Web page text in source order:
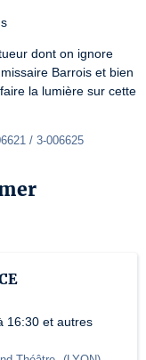
dont on ignore
Barrois et bien
la lumière sur cette
/ 3-006625
16:30 et autres